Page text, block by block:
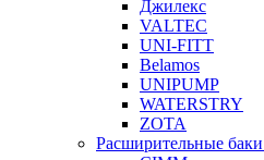
Джилекс
VALTEC
UNI-FITT
Belamos
UNIPUMP
WATERSTRY
ZOTA
Расширительные баки